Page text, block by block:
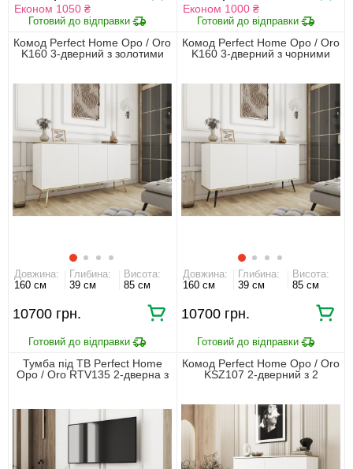
Економ 1050 ₴ Економ 1000 ₴
Комод Perfect Home Оро / Oro
K160 3-дверний з золотими
Довжина:
160 см
Глибина:
39 см
Висота:
85 см
10700 грн.
Комод Perfect Home Оро / Oro
K160 3-дверний з чорними
Довжина:
160 см
Глибина:
39 см
Висота:
85 см
10700 грн.
Тумба під ТВ Perfect Home
Оро / Oro RTV135 2-дверна з
Комод Perfect Home Оро / Oro
KSZ107 2-дверний з 2